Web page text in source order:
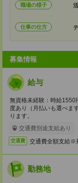
職場の様子
仕事の仕方
募集情報
給与
無資格未経験：時給
度あり（月払いも選べま
ります。
交通費別途支給あり
交通費 交通費全額支給※
勤務地